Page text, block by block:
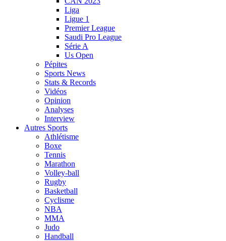
Liga
Ligue 1
Premier League
Saudi Pro League
Série A
Us Open
Pépites
Sports News
Stats & Records
Vidéos
Opinion
Analyses
Interview
Autres Sports
Athlétisme
Boxe
Tennis
Marathon
Volley-ball
Rugby
Basketball
Cyclisme
NBA
MMA
Judo
Handball